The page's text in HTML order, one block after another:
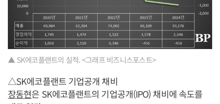
▲ SK에코플랜트의 실적. <그래프 비즈니스포스트>
△SK에코플랜트 기업공개 채비
장동현은 SK에코플랜트의 기업공개(IPO) 채비에 속도를